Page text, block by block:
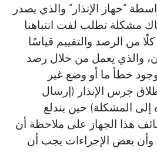
“جهاز الإنذار” والذي يصدر
مشكلة تطلب لفت انتباهنا
من الرصد والتقييم قياسًا
والذي يعمل من خلال رصد
خطأ ما أو وضع غير
جرس الإنذار (إرسال
إلى المشكلة) حين يندلع
هذا الجهاز على ملاحظة أن
بعض الإجراءات يجب أن